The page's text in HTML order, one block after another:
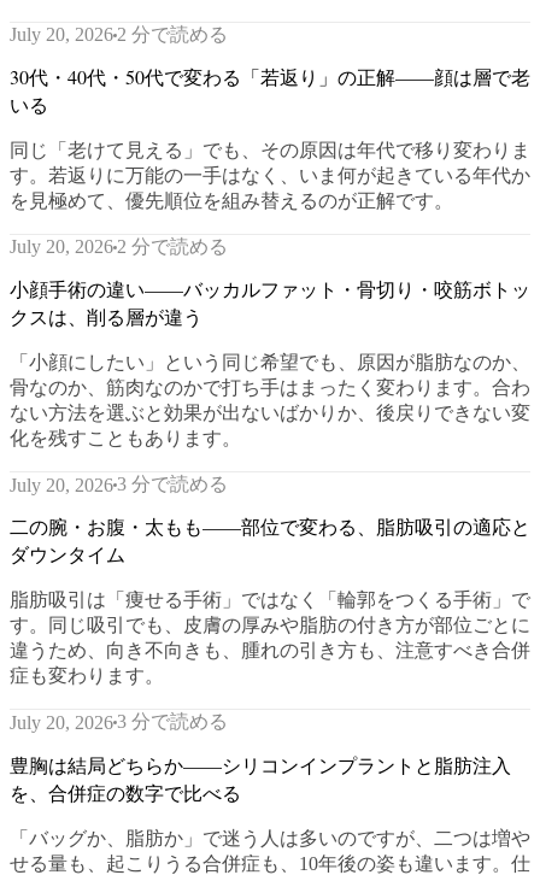
July 20, 2026 2 分で読める
30代・40代・50代で変わる「若返り」の正解——顔は層で老
いる
同じ「老けて見える」でも、その原因は年代で移り変わりま
す。若返りに万能の一手はなく、いま何が起きている年代か
を見極めて、優先順位を組み替えるのが正解です。
July 20, 2026 2 分で読める
小顔手術の違い——バッカルファット・骨切り・咬筋ボトッ
クスは、削る層が違う
「小顔にしたい」という同じ希望でも、原因が脂肪なのか、
骨なのか、筋肉なのかで打ち手はまったく変わります。合わ
ない方法を選ぶと効果が出ないばかりか、後戻りできない変
化を残すこともあります。
July 20, 20263 分で読める
二の腕・お腹・太もも——部位で変わる、脂肪吸引の適応と
ダウンタイム
脂肪吸引は「痩せる手術」ではなく「輪郭をつくる手術」で
す。同じ吸引でも、皮膚の厚みや脂肪の付き方が部位ごとに
違うため、向き不向きも、腫れの引き方も、注意すべき合併
症も変わります。
July 20, 20263 分で読める
豊胸は結局どちらか——シリコンインプラントと脂肪注入
を、合併症の数字で比べる
「バッグか、脂肪か」で迷う人は多いのですが、二つは増や
せる量も、起こりうる合併症も、10年後の姿も違います。仕